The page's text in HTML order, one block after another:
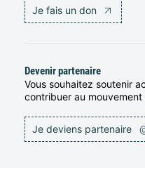
Je fais un don
Devenir partenaire
Vous souhaitez soutenir
contribuer au
Je deviens partenaire